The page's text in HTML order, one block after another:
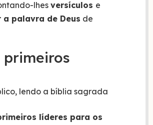
lhesversículos e
palavra de Deus de
primeiros
líderes para os